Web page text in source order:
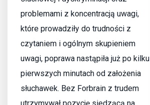
problemami z koncentracją uwagi,
które prowadziły do trudności z
czytaniem i ogólnym skupieniem
uwagi, poprawa nastąpiła już po kilku
pierwszych minutach od założenia
słuchawek. Bez Forbrain z trudem